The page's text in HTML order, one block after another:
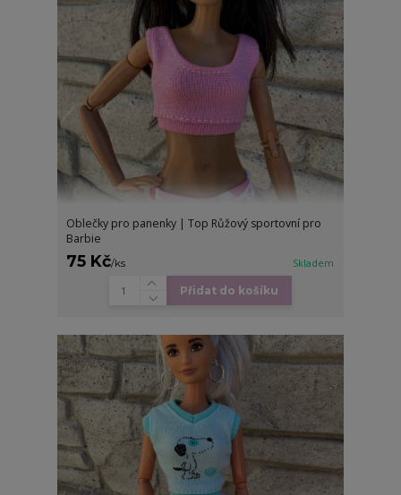
Oblečky pro panenky | Top Růžový sportovní pro
Barbie
75 Kč/ks Skladem
Přidat do košíku